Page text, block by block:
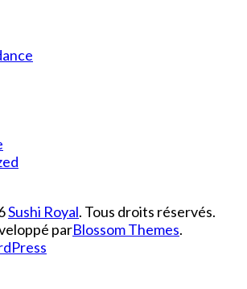
Sushi Royal. Tous droits réservés.
parBlossom Themes.